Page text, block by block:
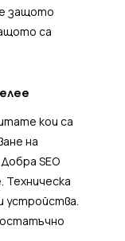
защото
са
кои са
на
SEO
Техническа
устройства.